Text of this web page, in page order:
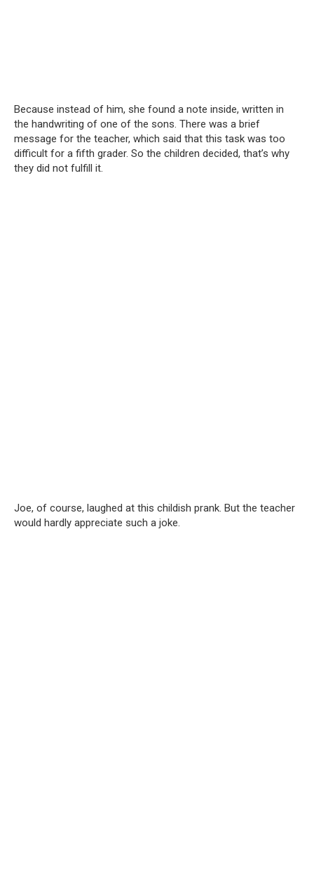
Because instead of him, she found a note inside, written in
the handwriting of one of the sons. There was a brief
message for the teacher, which said that this task was too
difficult for a fifth grader. So the children decided, that’s why
they did not fulfill it.
Joe, of course, laughed at this childish prank. But the teacher
would hardly appreciate such a joke.